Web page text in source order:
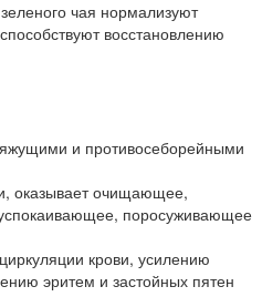
чая нормализуют
восстановлению
и противосеборейными
оказывает очищающее,
поросуживающее
крови, усилению
эритем и застойных пятен